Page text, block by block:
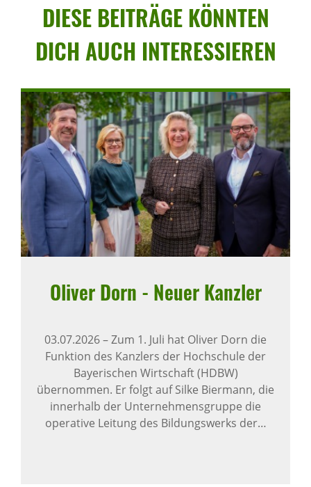
DIESE BEITRÄGE KÖNNTEN
DICH AUCH INTER­ES­SIEREN
Oliver Dorn - Neuer Kanzler
03.07.2026–Zum 1. Juli hat Oliver Dorn die
Funktion des Kanzlers der Hochschule der
Bayerischen Wirtschaft (HDBW)
übernommen. Er folgt auf Silke Biermann, die
innerhalb der Unternehmensgruppe die
operative Leitung des Bildungswerks der…